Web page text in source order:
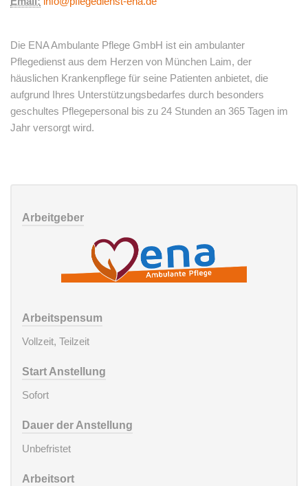
Die ENA Ambulante Pflege GmbH ist ein ambulanter
Pflegedienst aus dem Herzen von München Laim, der
häuslichen Krankenpflege für seine Patienten anbietet, die
aufgrund Ihres Unterstützungsbedarfes durch besonders
geschultes Pflegepersonal bis zu 24 Stunden an 365 Tagen im
Jahr versorgt wird.
Arbeitgeber
Arbeitspensum
Vollzeit, Teilzeit
Start Anstellung
Sofort
Dauer der Anstellung
Unbefristet
Arbeitsort